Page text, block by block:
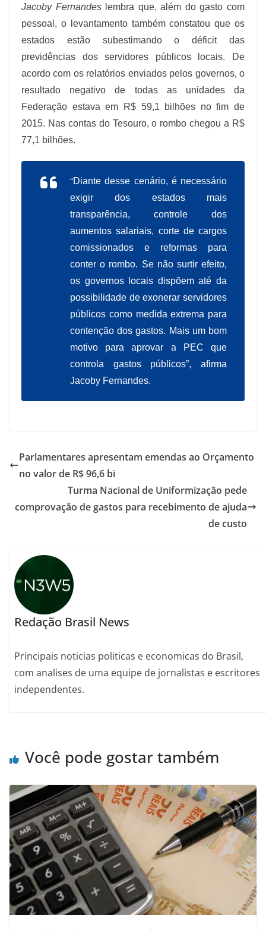
Jacoby Fernandeslembra que, além do gasto com
pessoal, o levantamento também constatou que os
estados estão subestimando o déficit das
previdências dos servidores públicos locais. De
acordo com os relatórios enviados pelos governos, o
resultado negativo de todas as unidades da
Federação estava em R$ 59,1 bilhões no fim de
2015. Nas contas do Tesouro, o rombo chegou a R$
77,1 bilhões.
“Diante desse cenário, é necessário
exigir dos estados mais
transparência, controle dos
aumentos salariais, corte de cargos
comissionados e reformas para
conter o rombo. Se não surtir efeito,
os governos locais dispõem até da
possibilidade de exonerar servidores
públicos como medida extrema para
contenção dos gastos. Mais um bom
motivo para aprovar a PEC que
controla gastos públicos”, afirma
Jacoby Fernandes.
Parlamentares apresentam emendas ao Orçamento
no valor de R$ 96,6 bi
Turma Nacional de Uniformização pede
comprovação de gastos para recebimento de ajuda
de custo
Redação Brasil News
Principais noticias politicas e economicas do Brasil,
com analises de uma equipe de jornalistas e escritores
independentes.
Você pode gostar também